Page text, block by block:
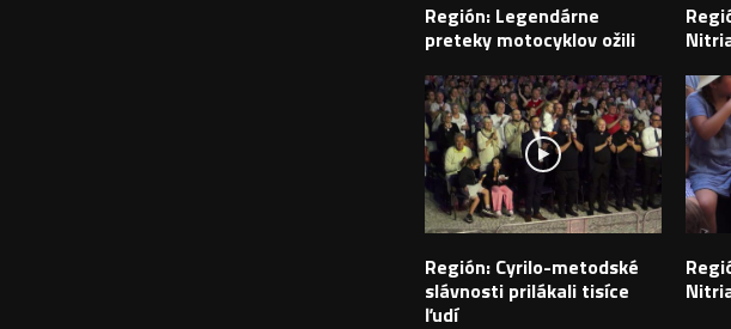
Región: Legendárne
preteky motocyklov ožili
Región: Cyrilo-metodské
slávnosti prilákali tisíce
ľudí